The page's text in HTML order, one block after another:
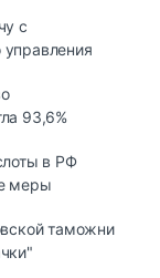
с
93,6%
в РФ
меры
таможни